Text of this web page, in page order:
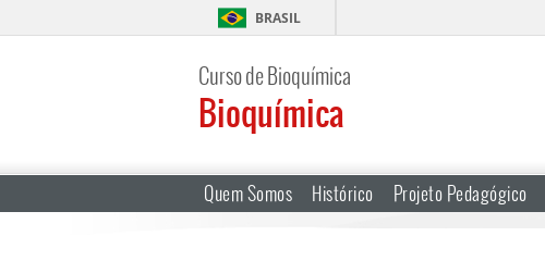
BRASIL
Curso de Bioquímica
Bioquímica
Quem Somos Histórico Projeto Pedagógico